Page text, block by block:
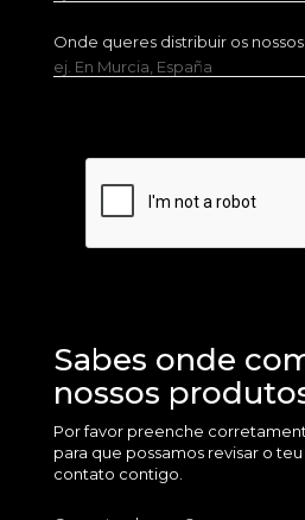
Onde queres distribuir os
ej. En Murcia, España
Sabes onde
nossos
Por favor preenche
para que possamos revisar o
contato contigo.